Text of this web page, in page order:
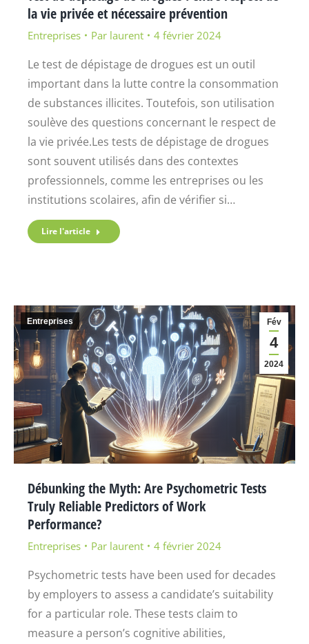
la vie privée et nécessaire prévention
Entreprises Par laurent 4 février 2024
Le test de dépistage de drogues est un outil
important dans la lutte contre la consommation
de substances illicites. Toutefois, son utilisation
soulève des questions concernant le respect de
la vie privée.Les tests de dépistage de drogues
sont souvent utilisés dans des contextes
professionnels, comme les entreprises ou les
institutions scolaires, afin de vérifier si…
Lire l'article
Fév
4
2024
Entreprises
Débunking the Myth: Are Psychometric Tests
Truly Reliable Predictors of Work
Performance?
Entreprises Par laurent 4 février 2024
Psychometric tests have been used for decades
by employers to assess a candidate’s suitability
for a particular role. These tests claim to
measure a person’s cognitive abilities,